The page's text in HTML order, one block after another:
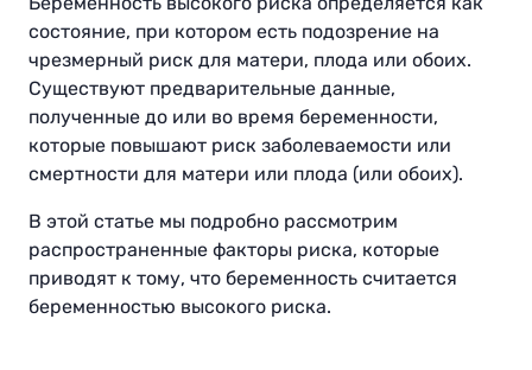
состояние, при котором есть подозрение на
чрезмерный риск для матери, плода или обоих.
Существуют предварительные данные,
полученные до или во время беременности,
которые повышают риск заболеваемости или
смертности для матери или плода (или обоих).
В этой статье мы подробно рассмотрим
распространенные факторы риска, которые
приводят к тому, что беременность считается
беременностью высокого риска.